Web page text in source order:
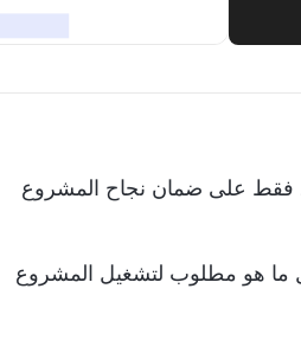
فقط على ضمان نجاح المشروع
ما هو مطلوب لتشغيل المشروع